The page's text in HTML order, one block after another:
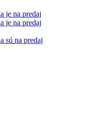
je na predaj
je na predaj
sú na predaj